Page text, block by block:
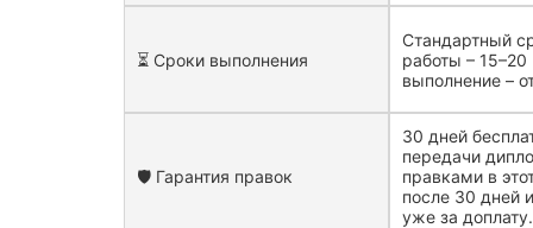
⏳ Сроки выполнения
Стандартный
работы –
выполнение –
🛡️ Гарантия правок
30 дней
передачи
правками в
после 30 дней
уже за доплату.